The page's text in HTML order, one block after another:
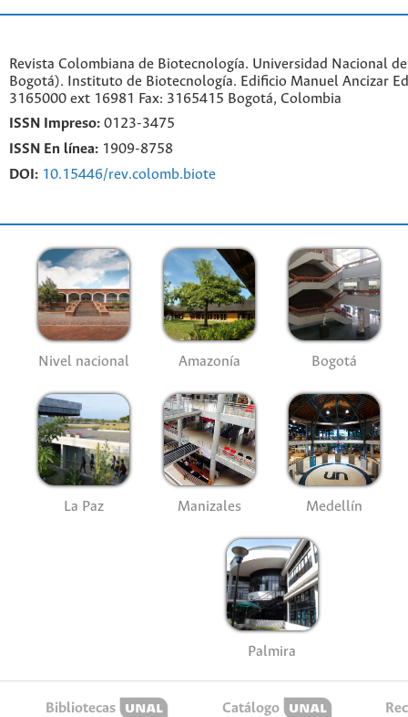
Revista Colombiana de Biotecnología. Universidad Nacional
Bogotá). Instituto de Biotecnología. Edificio Manuel Ancizar
3165000 ext 16981 Fax: 3165415 Bogotá, Colombia
ISSN Impreso: 0123-3475
ISSN En línea: 1909-8758
DOI: 10.15446/rev.colomb.biote
Nivel nacional Amazonía Bogotá
La Paz Manizales Medellín
Palmira
Bibliotecas Catálogo